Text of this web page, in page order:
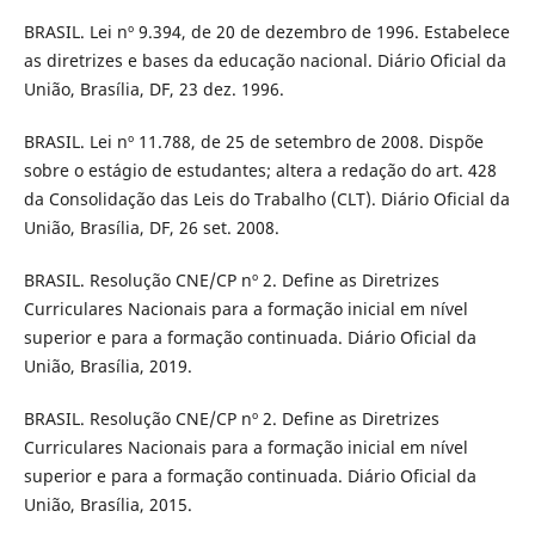
BRASIL. Lei nº 9.394, de 20 de dezembro de 1996. Estabelece
as diretrizes e bases da educação nacional. Diário Oficial da
União, Brasília, DF, 23 dez. 1996.
BRASIL. Lei nº 11.788, de 25 de setembro de 2008. Dispõe
sobre o estágio de estudantes; altera a redação do art. 428
da Consolidação das Leis do Trabalho (CLT). Diário Oficial da
União, Brasília, DF, 26 set. 2008.
BRASIL. Resolução CNE/CP nº 2. Define as Diretrizes
Curriculares Nacionais para a formação inicial em nível
superior e para a formação continuada. Diário Oficial da
União, Brasília, 2019.
BRASIL. Resolução CNE/CP nº 2. Define as Diretrizes
Curriculares Nacionais para a formação inicial em nível
superior e para a formação continuada. Diário Oficial da
União, Brasília, 2015.